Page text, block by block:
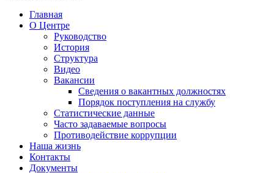
Главная
О Центре
Руководство
История
Структура
Видео
Вакансии
Сведения о вакантных должностях
Порядок поступления на службу
Статистические данные
Часто задаваемые вопросы
Противодействие коррупции
Наша жизнь
Контакты
Документы